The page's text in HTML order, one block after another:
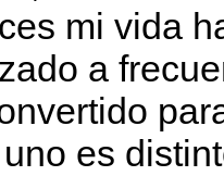
mi vida
a
es